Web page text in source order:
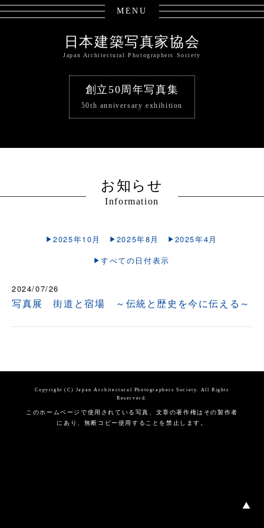
MENU
日本建築写真家協会
Japan Architectural Photographers Society
創立50周年写真集
50th anniversary exhibition
お知らせ
Information
2025年10月 2025年8月
2025年4月
すべての日付表示
2024/07/26
写真展 街道と宿場 ～伝統と歴史を今に伝える～
Copyright (C) Japan Architectural Photographers Society. All Rights
Reserverd.
このホームページで使用されている写真、文章の著作権はその製作者
にあり、無断コピー使用することを禁止します。